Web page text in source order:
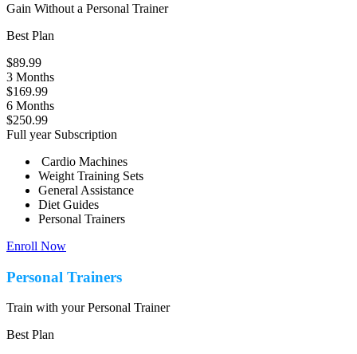
Gain Without a Personal Trainer
Best Plan
$89.99
3 Months
$169.99
6 Months
$250.99
Full year Subscription
Cardio Machines
Weight Training Sets
General Assistance
Diet Guides
Personal Trainers
Enroll Now
Personal Trainers
Train with your Personal Trainer
Best Plan